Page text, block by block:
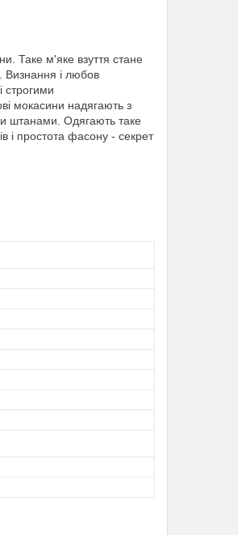
Таке м'яке взуття стане
Визнання і любов
строгими
мокасини надягають з
штанами. Одягають таке
і простота фасону - секрет